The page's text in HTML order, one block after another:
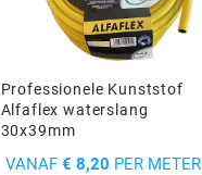
Professionele Kunststof
Alfaflex waterslang
30x39mm
VANAF € 8,20 PER METER
PRIJS